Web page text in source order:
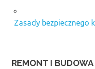
Zasady bezpiecznego
REMONT I BUDOWA